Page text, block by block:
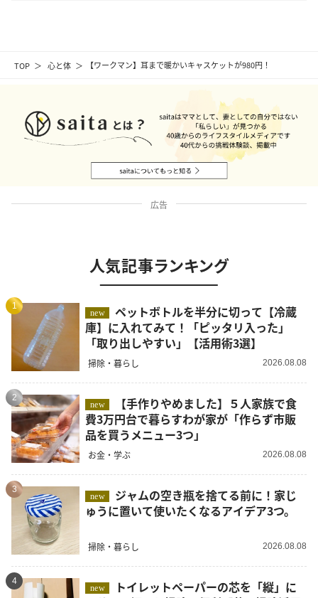
TOP 心と体 【ワークマン】耳まで暖かいキャスケットが980円！
広告
人気記事ランキング
1
new
ペットボトルを半分に切って【冷蔵
庫】に入れてみて！「ピッタリ入った」
「取り出しやすい」【活用術3選】
掃除・暮らし 2026.08.08
2
new
費3万円台で暮らすわが家が「作らず市販
品を買うメニュー3つ」
お金・学ぶ 2026.08.08
3
new
ゅうに置いて使いたくなるアイデア3つ。
掃除・暮らし 2026.08.08
4
new